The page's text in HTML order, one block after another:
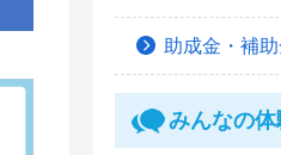
助成金・補
みんなの体